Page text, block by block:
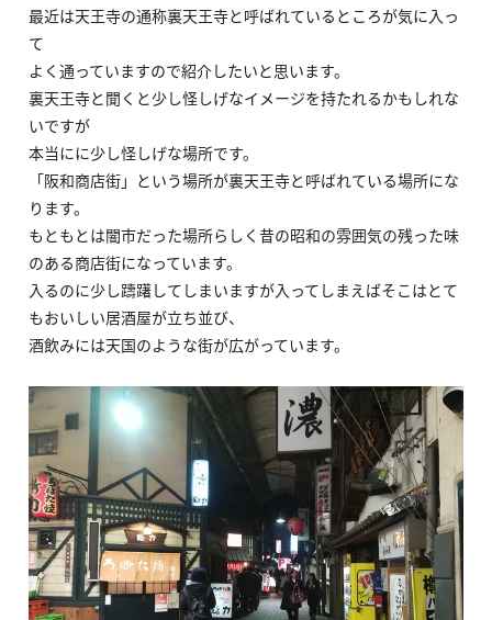
最近は天王寺の通称裏天王寺と呼ばれているところが気に入っ
て
よく通っていますので紹介したいと思います。
裏天王寺と聞くと少し怪しげなイメージを持たれるかもしれな
いですが
本当にに少し怪しげな場所です。
「阪和商店街」という場所が裏天王寺と呼ばれている場所にな
ります。
もともとは闇市だった場所らしく昔の昭和の雰囲気の残った味
のある商店街になっています。
入るのに少し躊躇してしまいますが入ってしまえばそこはとて
もおいしい居酒屋が立ち並び、
酒飲みには天国のような街が広がっています。